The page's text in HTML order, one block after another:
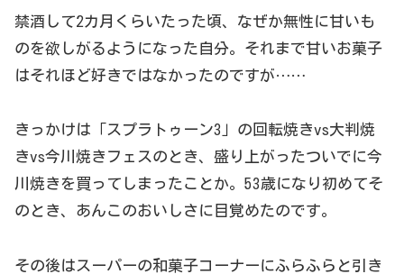
禁酒して2カ月くらいたった頃、なぜか無性に甘いも
のを欲しがるようになった自分。それまで甘いお菓子
はそれほど好きではなかったのですが……
きっかけは「スプラトゥーン3」の回転焼きvs大判焼
きvs今川焼きフェスのとき、盛り上がったついでに今
川焼きを買ってしまったことか。53歳になり初めてそ
のとき、あんこのおいしさに目覚めたのです。
その後はスーパーの和菓子コーナーにふらふらと引き